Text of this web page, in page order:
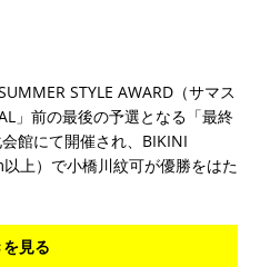
STYLE AWARD（サマス
」前の最後の予選となる「最終
館にて開催され、BIKINI
上）で小橋川紋可が優勝をはた
見る